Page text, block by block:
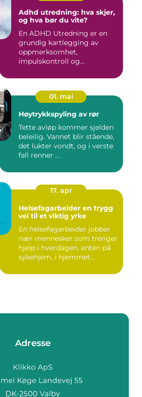
Adhd utredning: hva skjer,
og hva bør du vite?
En ADHD Utredning er en
grundig kartlegging av
oppmerksomhet,
impulskontroll og
01. mai
Høytrykkspyling av rør
Tette avløp kommer sjelden
beleilig. Vannet blir stående,
det lukter vondt, og i verste
fall renner ...
17. apr
Helsefagarbeider en trygg
vei til et viktig yrke
En helsefagarbeider jobber
nær mennesker som trenger
hjelp i hverdagen, enten på
sykehjem, i hjemmet...
Adresse